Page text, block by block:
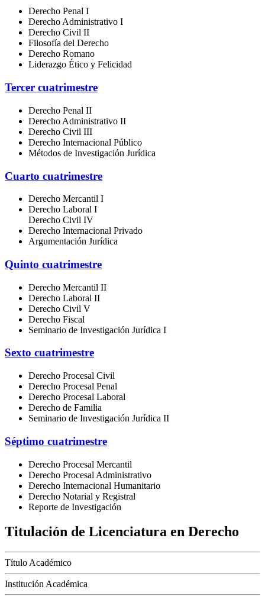
Derecho Penal I
Derecho Administrativo I
Derecho Civil II
Filosofía del Derecho
Derecho Romano
Liderazgo Ético y Felicidad
Tercer cuatrimestre
Derecho Penal II
Derecho Administrativo II
Derecho Civil III
Derecho Internacional Público
Métodos de Investigación Jurídica
Cuarto cuatrimestre
Derecho Mercantil I
Derecho Laboral I
Derecho Civil IV
Derecho Internacional Privado
Argumentación Jurídica
Quinto cuatrimestre
Derecho Mercantil II
Derecho Laboral II
Derecho Civil V
Derecho Fiscal
Seminario de Investigación Jurídica I
Sexto cuatrimestre
Derecho Procesal Civil
Derecho Procesal Penal
Derecho Procesal Laboral
Derecho de Familia
Seminario de Investigación Jurídica II
Séptimo cuatrimestre
Derecho Procesal Mercantil
Derecho Procesal Administrativo
Derecho Internacional Humanitario
Derecho Notarial y Registral
Reporte de Investigación
Titulación de Licenciatura en Derecho
Título Académico
Institución Académica